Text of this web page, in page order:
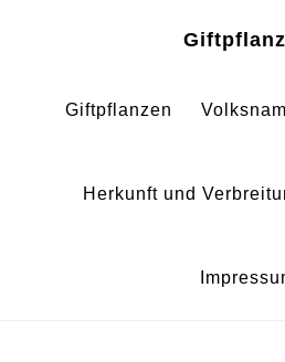
springen
springenGiftpflanzen
Herkunft und